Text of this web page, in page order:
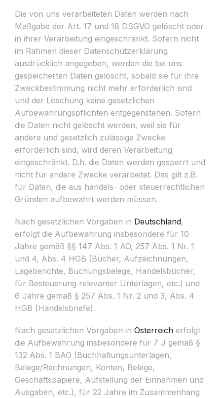
Die von uns verarbeiteten Daten werden nach
Maßgabe der Art. 17 und 18 DSGVO gelöscht oder
in ihrer Verarbeitung eingeschränkt. Sofern nicht
im Rahmen dieser Datenschutzerklärung
ausdrücklich angegeben, werden die bei uns
gespeicherten Daten gelöscht, sobald sie für ihre
Zweckbestimmung nicht mehr erforderlich sind
und der Löschung keine gesetzlichen
Aufbewahrungspflichten entgegenstehen. Sofern
die Daten nicht gelöscht werden, weil sie für
andere und gesetzlich zulässige Zwecke
erforderlich sind, wird deren Verarbeitung
eingeschränkt. D.h. die Daten werden gesperrt und
nicht für andere Zwecke verarbeitet. Das gilt z.B.
für Daten, die aus handels- oder steuerrechtlichen
Gründen aufbewahrt werden müssen.
Nach gesetzlichen Vorgaben in Deutschland,
erfolgt die Aufbewahrung insbesondere für 10
Jahre gemäß §§ 147 Abs. 1 AO, 257 Abs. 1 Nr. 1
und 4, Abs. 4 HGB (Bücher, Aufzeichnungen,
Lageberichte, Buchungsbelege, Handelsbücher,
für Besteuerung relevanter Unterlagen, etc.) und
6 Jahre gemäß § 257 Abs. 1 Nr. 2 und 3, Abs. 4
HGB (Handelsbriefe).
Nach gesetzlichen Vorgaben in Österreich erfolgt
die Aufbewahrung insbesondere für 7 J gemäß §
132 Abs. 1 BAO (Buchhaltungsunterlagen,
Belege/Rechnungen, Konten, Belege,
Geschäftspapiere, Aufstellung der Einnahmen und
Ausgaben, etc.), für 22 Jahre im Zusammenhang